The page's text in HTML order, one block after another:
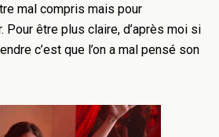
mal compris mais pour
Pour être plus claire, d’après moi si
c’est que l’on a mal pensé son